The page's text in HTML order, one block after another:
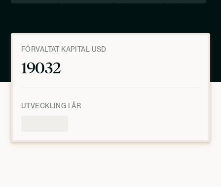
FÖRVALTAT KAPITAL USD
19032
UTVECKLING I ÅR